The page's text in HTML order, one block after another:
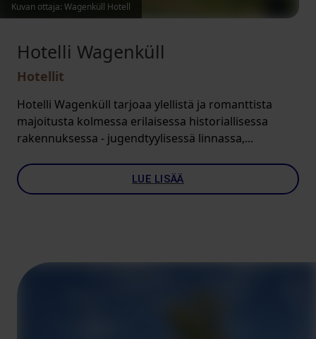
Hotelli Wagenküll
Hotellit
Hotelli Wagenküll tarjoaa ylellistä ja romanttista
majoitusta kolmessa erilaisessa historiallisessa
rakennuksessa - jugendtyylisessä linnassa,...
LUE LISÄÄ
Kuvan ottaja: Wagenküll Hotell